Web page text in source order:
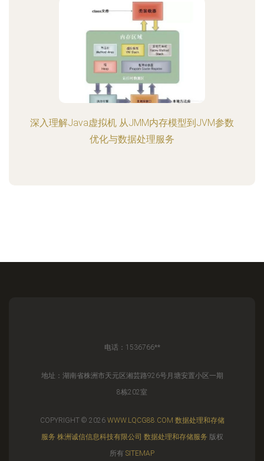
深入理解Java虚拟机 从JMM内存模型到JVM参数
优化与数据处理服务
电话：1536766**
地址：湖南省株洲市天元区湘芸路926号月塘安置小区一期
8栋202室
COPYRIGHT © 2026 WWW.LQCG88.COM 数据处理和存储
服务 株洲诚信信息科技有限公司 数据处理和存储服务 版权
所有 SITEMAP